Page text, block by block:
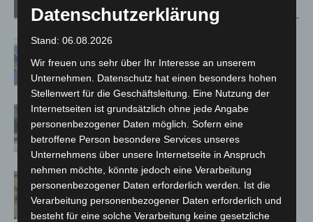
Verwandte Artikel Mehr vom Autor
Mann läuft mit Hockeyschläger über
A7 – Polizei sucht Zeugen
Gasleitung bei McDonald’s-Umbau in
Langenhagen beschädigt
Hannover Klassik Open Air 2026:
Französische Oper im Maschpark
Datenschutzerklärung
Stand: 06.08.2026
Wir freuen uns sehr über Ihr Interesse an unserem
Unternehmen. Datenschutz hat einen besonders hohen
Stellenwert für die Geschäftsleitung. Eine Nutzung der
Internetseiten ist grundsätzlich ohne jede Angabe
personenbezogener Daten möglich. Sofern eine
betroffene Person besondere Services unseres
Unternehmens über unsere Internetseite in Anspruch
nehmen möchte, könnte jedoch eine Verarbeitung
personenbezogener Daten erforderlich werden. Ist die
Verarbeitung personenbezogener Daten erforderlich und
besteht für eine solche Verarbeitung keine gesetzliche